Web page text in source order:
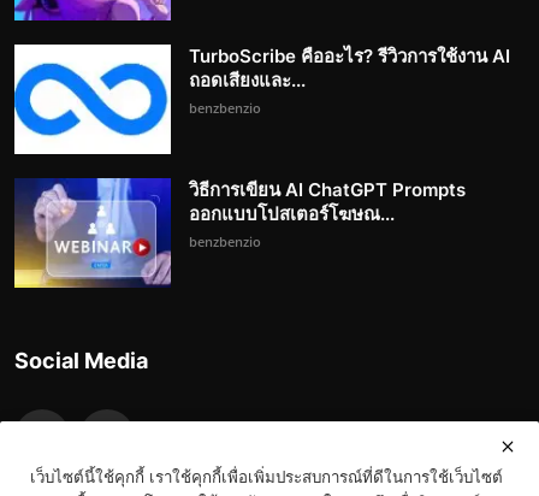
TurboScribe คืออะไร? รีวิวการใช้งาน AI
ถอดเสียงและ...
benzbenzio
วิธีการเขียน AI ChatGPT Prompts
ออกแบบโปสเตอร์โฆษณ...
benzbenzio
Social Media
เว็บไซต์นี้ใช้คุกกี้ เราใช้คุกกี้เพื่อเพิ่มประสบการณ์ที่ดีในการใช้เว็บไซต์